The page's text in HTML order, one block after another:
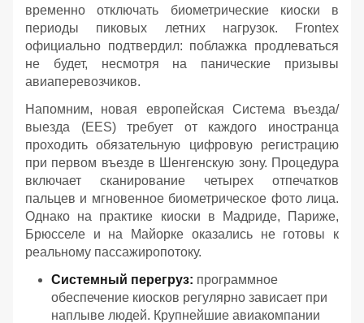
временно отключать биометрические киоски в
периоды пиковых летних нагрузок. Frontex
официально подтвердил: поблажка продлеваться
не будет, несмотря на панические призывы
авиаперевозчиков.
Напомним, новая европейская Система въезда/
выезда (EES) требует от каждого иностранца
проходить обязательную цифровую регистрацию
при первом въезде в Шенгенскую зону. Процедура
включает сканирование четырех отпечатков
пальцев и мгновенное биометрическое фото лица.
Однако на практике киоски в Мадриде, Париже,
Брюсселе и на Майорке оказались не готовы к
реальному пассажиропотоку.
Системный перегруз: программное
обеспечение киосков регулярно зависает при
наплыве людей. Крупнейшие авиакомпании